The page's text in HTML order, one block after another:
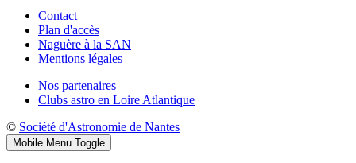
Contact
Plan d'accès
Naguère à la SAN
Mentions légales
Nos partenaires
Clubs astro en Loire Atlantique
© Société d'Astronomie de Nantes
Mobile Menu Toggle